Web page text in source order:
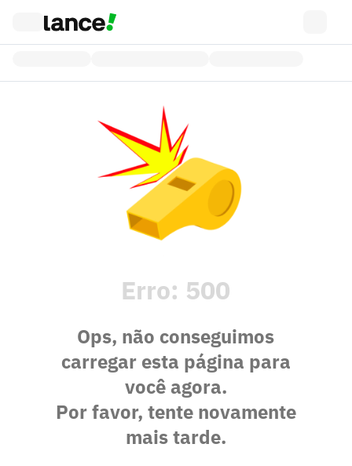
Erro: 500
Ops, não conseguimos
carregar esta página para
você agora.
Por favor, tente novamente
mais tarde.